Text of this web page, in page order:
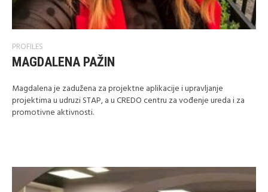
PROFILES
MAGDALENA PAŽIN
Magdalena je zadužena za projektne aplikacije i upravljanje
projektima u udruzi STAP, a u CREDO centru za vođenje ureda i za
promotivne aktivnosti.